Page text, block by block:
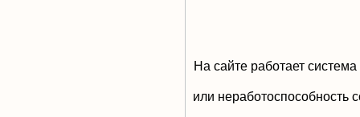
На сайте работает
или неработоспособность